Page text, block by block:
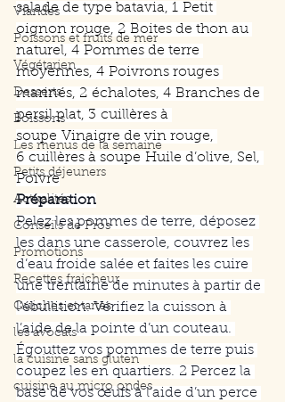
Viandes
Poissons et fruits de mer
Végétarien
Desserts
Boissons
Les menus de la semaine
Petits déjeuners
Actualités
Conseils de Pros
Promotions
Recettes fraicheur
Quiches et tartes
les avocats
la cuisine sans gluten
cuisine au micro ondes
salade de type batavia, 1 Petit
oignon rouge, 2 Boites de thon au
naturel, 4 Pommes de terre
moyennes, 4 Poivrons rouges
marinés, 2 échalotes, 4 Branches de
persil plat, 3 cuillères à
soupe Vinaigre de vin rouge,
6 cuillères à soupe Huile d’olive, Sel,
Poivre
Préparation
Pelez les pommes de terre, déposez
les dans une casserole, couvrez les
d’eau froide salée et faites les cuire
une trentaine de minutes à partir de
l’ébullition. Vérifiez la cuisson à
l’aide de la pointe d’un couteau.
Égouttez vos pommes de terre puis
coupez les en quartiers. 2 Percez la
base de vos œufs à l’aide d’un perce